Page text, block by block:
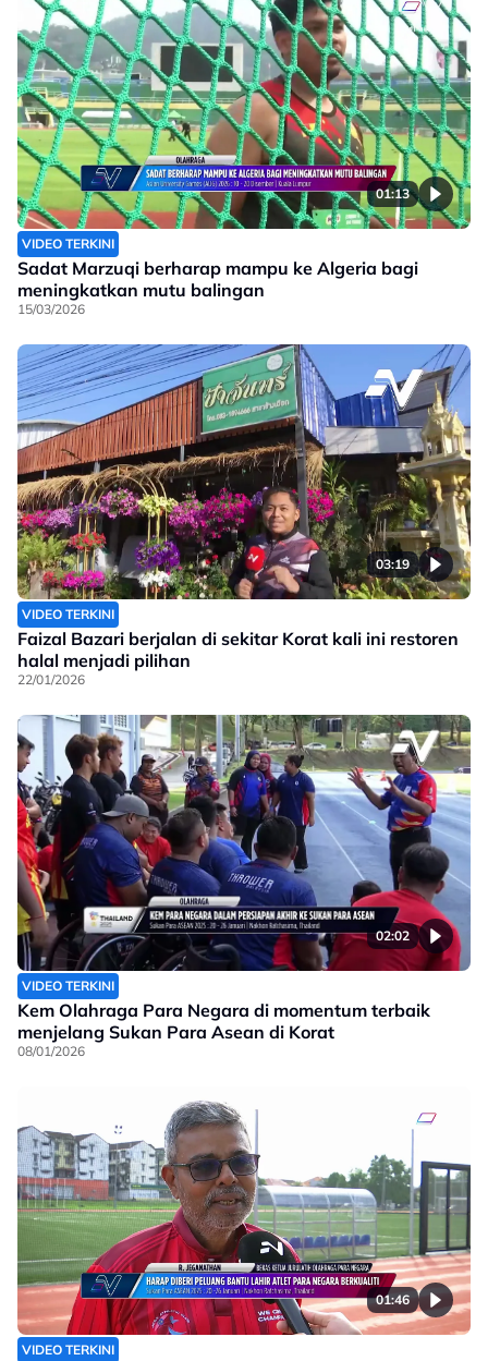
01:13
VIDEO TERKINI
Sadat Marzuqi berharap mampu ke Algeria bagi
meningkatkan mutu balingan
15/03/2026
03:19
VIDEO TERKINI
Faizal Bazari berjalan di sekitar Korat kali ini restoren
halal menjadi pilihan
22/01/2026
02:02
VIDEO TERKINI
Kem Olahraga Para Negara di momentum terbaik
menjelang Sukan Para Asean di Korat
08/01/2026
01:46
VIDEO TERKINI